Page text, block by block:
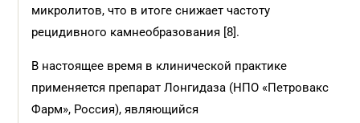
микролитов, что в итоге снижает частоту
рецидивного камнеобразования [8].
В настоящее время в клинической практике
применяется препарат Лонгидаза (НПО «Петровакс
Фарм», Россия), являющийся